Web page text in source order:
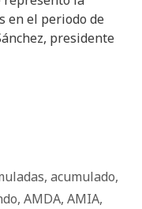
en el periodo de
presidente
, acumulado,
, AMDA, AMIA,